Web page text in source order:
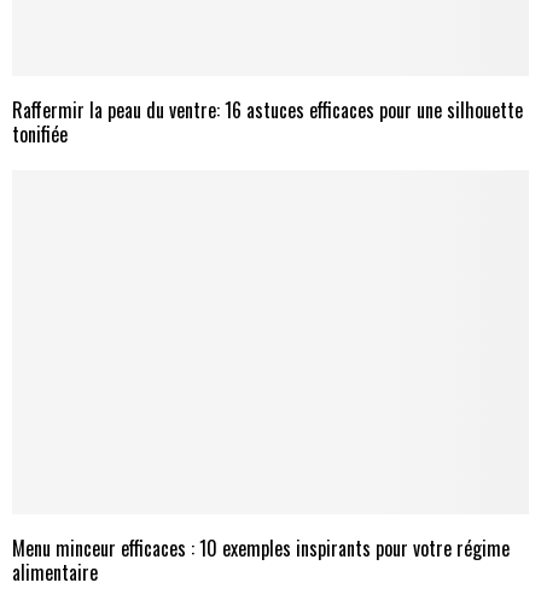
Raffermir la peau du ventre: 16 astuces efficaces pour une silhouette
tonifiée
Menu minceur efficaces : 10 exemples inspirants pour votre régime
alimentaire